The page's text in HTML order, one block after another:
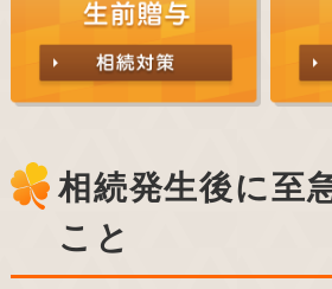
相続発生後に至
こと